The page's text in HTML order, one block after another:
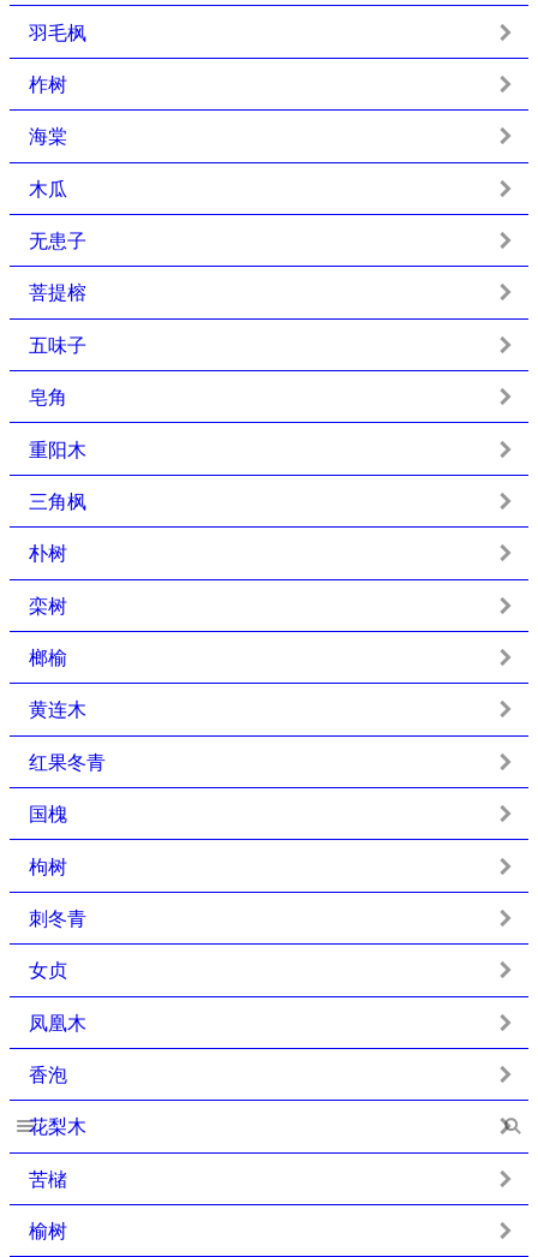
羽毛枫
柞树
海棠
木瓜
无患子
菩提榕
五味子
皂角
重阳木
三角枫
朴树
栾树
榔榆
黄连木
红果冬青
国槐
枸树
刺冬青
女贞
凤凰木
香泡
花梨木
苦槠
榆树